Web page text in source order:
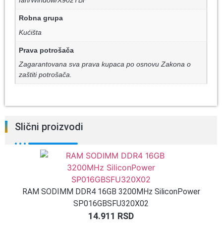
Robna grupa
Kućišta
Prava potrošača
Zagarantovana sva prava kupaca po osnovu Zakona o
zaštiti potrošača.
Slični proizvodi
RAM SODIMM DDR4 16GB 3200MHz SiliconPower
SP016GBSFU320X02
14.911 RSD